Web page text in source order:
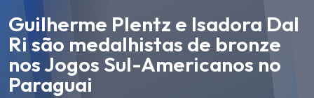
Guilherme Plentz e Isadora Dal
Ri são medalhistas de bronze
nos Jogos Sul-Americanos no
Paraguai